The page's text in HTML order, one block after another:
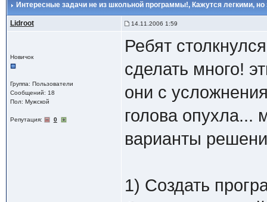
Интересные задачи не из школьной программы!, Кажутся легкими, но
Lidroot 14.11.2006 1:59
Новичок
Группа: Пользователи
Сообщений: 18
Пол: Мужской
Репутация: 0
Ребят
сделать много!
они с
голова опухла...
варианты
1) Создать